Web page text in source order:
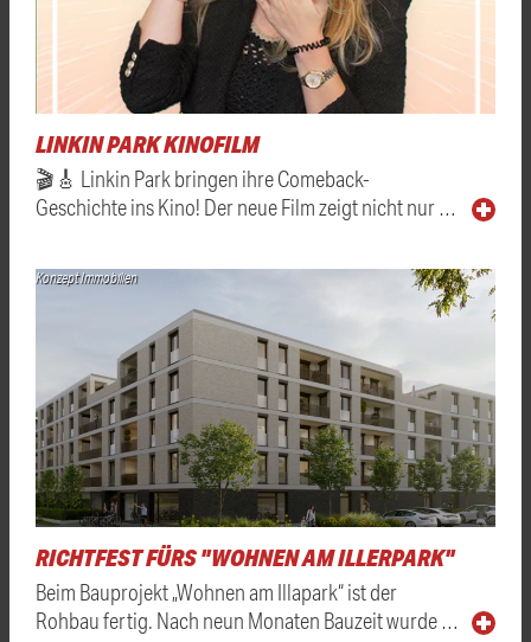
LINKIN PARK KINOFILM
🎬🎸 Linkin Park bringen ihre Comeback-
Geschichte ins Kino! Der neue Film zeigt nicht nur …
Konzept Immobilien
RICHTFEST FÜRS "WOHNEN AM ILLERPARK"
Beim Bauprojekt „Wohnen am Illapark“ ist der
Rohbau fertig. Nach neun Monaten Bauzeit wurde …